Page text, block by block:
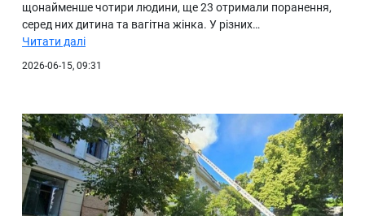
щонайменше чотири людини, ще 23 отримали поранення,
серед них дитина та вагітна жінка. У різних…
Читати далі
2026-06-15, 09:31